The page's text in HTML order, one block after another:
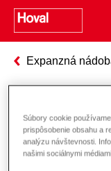
Expanzná
Súbory cookie
prispôsobenie obsahu a
analýzu návštevnosti.
našimi sociálnymi